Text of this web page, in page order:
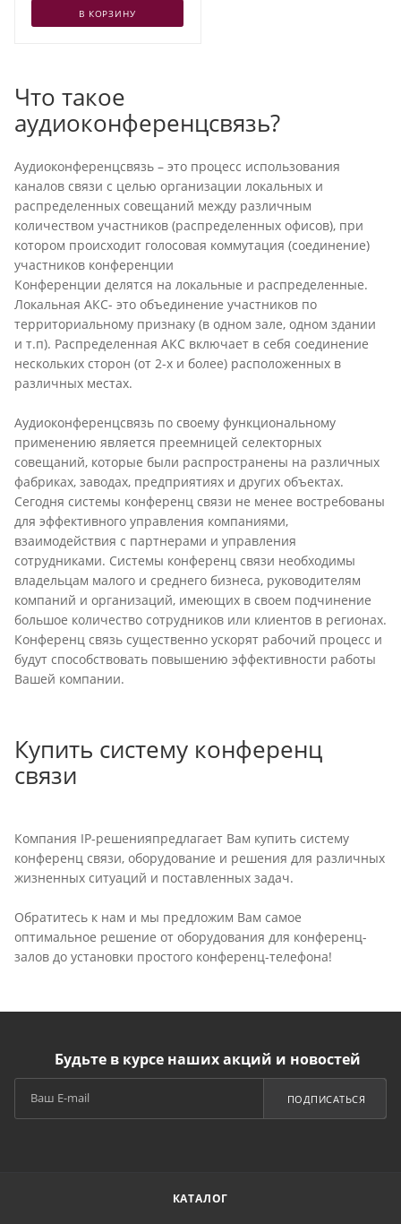
В КОРЗИНУ
Что такое
аудиоконференцсвязь?
Аудиоконференцсвязь – это процесс использования
каналов связи с целью организации локальных и
распределенных совещаний между различным
количеством участников (распределенных офисов), при
котором происходит голосовая коммутация (соединение)
участников конференции
Конференции делятся на локальные и распределенные.
Локальная АКС- это объединение участников по
территориальному признаку (в одном зале, одном здании
и т.п). Распределенная АКС включает в себя соединение
нескольких сторон (от 2-х и более) расположенных в
различных местах.
Аудиоконференцсвязь по своему функциональному
применению является преемницей селекторных
совещаний, которые были распространены на различных
фабриках, заводах, предприятиях и других объектах.
Сегодня системы конференц связи не менее востребованы
для эффективного управления компаниями,
взаимодействия с партнерами и управления
сотрудниками. Системы конференц связи необходимы
владельцам малого и среднего бизнеса, руководителям
компаний и организаций, имеющих в своем подчинение
большое количество сотрудников или клиентов в регионах.
Конференц связь существенно ускорят рабочий процесс и
будут способствовать повышению эффективности работы
Вашей компании.
Купить систему конференц
связи
Компания IP-решенияпредлагает Вам купить систему
конференц связи, оборудование и решения для различных
жизненных ситуаций и поставленных задач.
Обратитесь к нам и мы предложим Вам самое
оптимальное решение от оборудования для конференц-
залов до установки простого конференц-телефона!
Будьте в курсе наших акций и новостей
ПОДПИСАТЬСЯ
КАТАЛОГ